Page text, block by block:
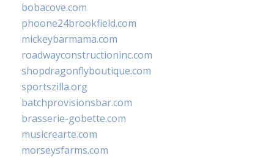
bobacove.com
phoone24brookfield.com
mickeybarmama.com
roadwayconstructioninc.com
shopdragonflyboutique.com
sportszilla.org
batchprovisionsbar.com
brasserie-gobette.com
musicrearte.com
morseysfarms.com